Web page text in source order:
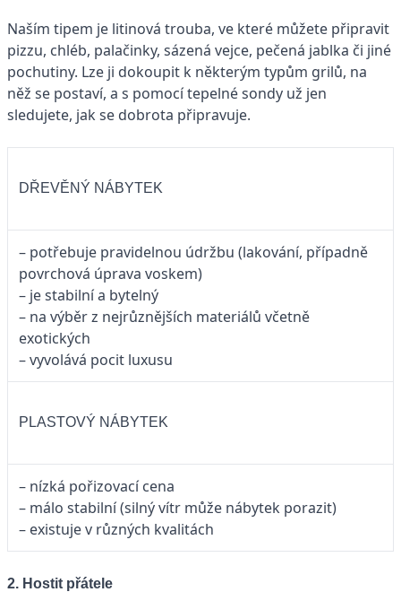
Naším tipem je litinová trouba, ve které můžete připravit
pizzu, chléb, palačinky, sázená vejce, pečená jablka či jiné
pochutiny. Lze ji dokoupit k některým typům grilů, na
něž se postaví, a s pomocí tepelné sondy už jen
sledujete, jak se dobrota připravuje.
DŘEVĚNÝ NÁBYTEK
– potřebuje pravidelnou údržbu (lakování, případně
povrchová úprava voskem)
– je stabilní a bytelný
– na výběr z nejrůznějších materiálů včetně
exotických
– vyvolává pocit luxusu
PLASTOVÝ NÁBYTEK
– nízká pořizovací cena
– málo stabilní (silný vítr může nábytek porazit)
– existuje v různých kvalitách
2. Hostit přátele